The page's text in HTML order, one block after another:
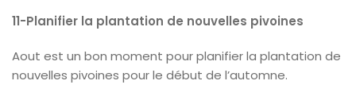
11-Planifier la plantation de nouvelles pivoines
Aout est un bon moment pour planifier la plantation de
nouvelles pivoines pour le début de l’automne.